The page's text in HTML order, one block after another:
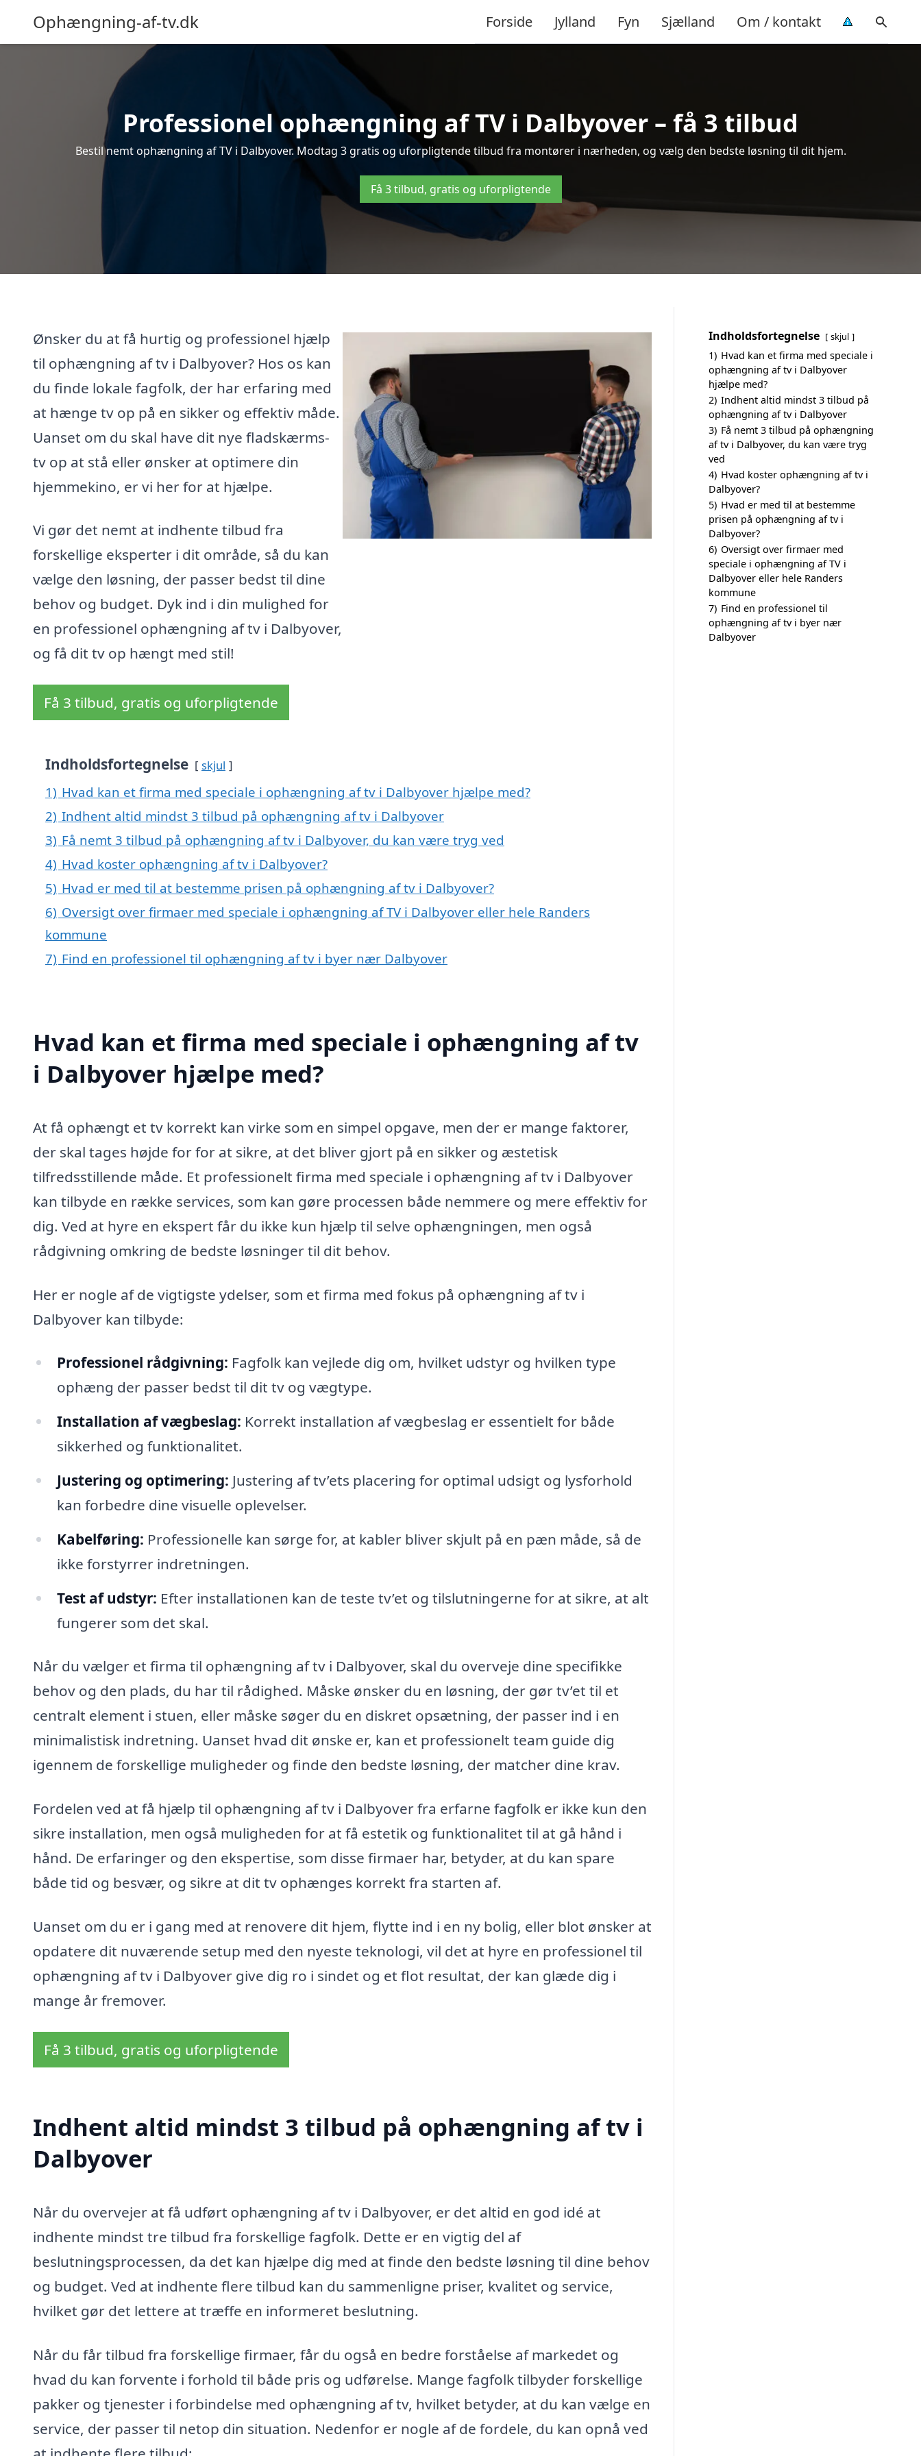
Ophængning-af-tv.dk Forside Jylland Fyn Sjælland Om / kontakt
Professionel ophængning af TV i Dalbyover – få 3 tilbud
Bestil nemt ophængning af TV i Dalbyover. Modtag 3 gratis og uforpligtende tilbud fra montører i nærheden, og vælg den bedste løsning til dit hjem.
Få 3 tilbud, gratis og uforpligtende
Ønsker du at få hurtig og professionel hjælp
til ophængning af tv i Dalbyover? Hos os kan
du finde lokale fagfolk, der har erfaring med
at hænge tv op på en sikker og effektiv måde.
Uanset om du skal have dit nye fladskærms-
tv op at stå eller ønsker at optimere din
hjemmekino, er vi her for at hjælpe.
Vi gør det nemt at indhente tilbud fra
forskellige eksperter i dit område, så du kan
vælge den løsning, der passer bedst til dine
behov og budget. Dyk ind i din mulighed for
en professionel ophængning af tv i Dalbyover,
og få dit tv op hængt med stil!
Få 3 tilbud, gratis og uforpligtende
Indholdsfortegnelse skjul
1) Hvad kan et firma med speciale i ophængning af tv i Dalbyover hjælpe med?
2) Indhent altid mindst 3 tilbud på ophængning af tv i Dalbyover
3) Få nemt 3 tilbud på ophængning af tv i Dalbyover, du kan være tryg ved
4) Hvad koster ophængning af tv i Dalbyover?
5) Hvad er med til at bestemme prisen på ophængning af tv i Dalbyover?
6) Oversigt over firmaer med speciale i ophængning af TV i Dalbyover eller hele Randers
kommune
7) Find en professionel til ophængning af tv i byer nær Dalbyover
Hvad kan et firma med speciale i ophængning af tv
i Dalbyover hjælpe med?
At få ophængt et tv korrekt kan virke som en simpel opgave, men der er mange faktorer,
der skal tages højde for for at sikre, at det bliver gjort på en sikker og æstetisk
tilfredsstillende måde. Et professionelt firma med speciale i ophængning af tv i Dalbyover
kan tilbyde en række services, som kan gøre processen både nemmere og mere effektiv for
dig. Ved at hyre en ekspert får du ikke kun hjælp til selve ophængningen, men også
rådgivning omkring de bedste løsninger til dit behov.
Her er nogle af de vigtigste ydelser, som et firma med fokus på ophængning af tv i
Dalbyover kan tilbyde:
Professionel rådgivning: Fagfolk kan vejlede dig om, hvilket udstyr og hvilken type
ophæng der passer bedst til dit tv og vægtype.
Installation af vægbeslag: Korrekt installation af vægbeslag er essentielt for både
sikkerhed og funktionalitet.
Justering og optimering: Justering af tv’ets placering for optimal udsigt og lysforhold
kan forbedre dine visuelle oplevelser.
Kabelføring: Professionelle kan sørge for, at kabler bliver skjult på en pæn måde, så de
ikke forstyrrer indretningen.
Test af udstyr: Efter installationen kan de teste tv’et og tilslutningerne for at sikre, at alt
fungerer som det skal.
Når du vælger et firma til ophængning af tv i Dalbyover, skal du overveje dine specifikke
behov og den plads, du har til rådighed. Måske ønsker du en løsning, der gør tv’et til et
centralt element i stuen, eller måske søger du en diskret opsætning, der passer ind i en
minimalistisk indretning. Uanset hvad dit ønske er, kan et professionelt team guide dig
igennem de forskellige muligheder og finde den bedste løsning, der matcher dine krav.
Fordelen ved at få hjælp til ophængning af tv i Dalbyover fra erfarne fagfolk er ikke kun den
sikre installation, men også muligheden for at få estetik og funktionalitet til at gå hånd i
hånd. De erfaringer og den ekspertise, som disse firmaer har, betyder, at du kan spare
både tid og besvær, og sikre at dit tv ophænges korrekt fra starten af.
Uanset om du er i gang med at renovere dit hjem, flytte ind i en ny bolig, eller blot ønsker at
opdatere dit nuværende setup med den nyeste teknologi, vil det at hyre en professionel til
ophængning af tv i Dalbyover give dig ro i sindet og et flot resultat, der kan glæde dig i
mange år fremover.
Få 3 tilbud, gratis og uforpligtende
Indhent altid mindst 3 tilbud på ophængning af tv i
Dalbyover
Når du overvejer at få udført ophængning af tv i Dalbyover, er det altid en god idé at
indhente mindst tre tilbud fra forskellige fagfolk. Dette er en vigtig del af
beslutningsprocessen, da det kan hjælpe dig med at finde den bedste løsning til dine behov
og budget. Ved at indhente flere tilbud kan du sammenligne priser, kvalitet og service,
hvilket gør det lettere at træffe en informeret beslutning.
Når du får tilbud fra forskellige firmaer, får du også en bedre forståelse af markedet og
hvad du kan forvente i forhold til både pris og udførelse. Mange fagfolk tilbyder forskellige
pakker og tjenester i forbindelse med ophængning af tv, hvilket betyder, at du kan vælge en
service, der passer til netop din situation. Nedenfor er nogle af de fordele, du kan opnå ved
Indholdsfortegnelse skjul
1) Hvad kan et firma med speciale i
ophængning af tv i Dalbyover
hjælpe med?
2) Indhent altid mindst 3 tilbud på
ophængning af tv i Dalbyover
3) Få nemt 3 tilbud på ophængning
af tv i Dalbyover, du kan være tryg
ved
4) Hvad koster ophængning af tv i
Dalbyover?
5) Hvad er med til at bestemme
prisen på ophængning af tv i
Dalbyover?
6) Oversigt over firmaer med
speciale i ophængning af TV i
Dalbyover eller hele Randers
kommune
7) Find en professionel til
ophængning af tv i byer nær
Dalbyover